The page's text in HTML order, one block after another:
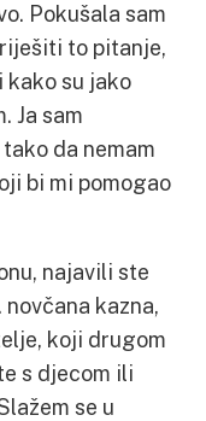
Pokušala sam
to pitanje,
kako su jako
Ja sam
da nemam
bi mi pomogao
najavili ste
kazna,
koji drugom
s djecom ili
se u